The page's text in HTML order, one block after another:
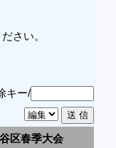
さい。
キー/
区春季大会